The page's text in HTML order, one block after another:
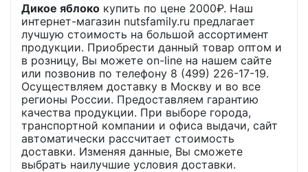
Дикое яблоко купить по цене 2000₽. Наш
интернет-магазин nutsfamily.ru предлагает
лучшую стоимость на большой ассортимент
продукции. Приобрести данный товар оптом и
в розницу, Вы можете on-line на нашем сайте
или позвонив по телефону 8 (499) 226-17-19.
Осуществляем доставку в Москву и во все
регионы России. Предоставляем гарантию
качества продукции. При выборе города,
транспортной компании и офиса выдачи, сайт
автоматически рассчитает стоимость
доставки. Изменяя данные, Вы сможете
выбрать наилучшие условия доставки.